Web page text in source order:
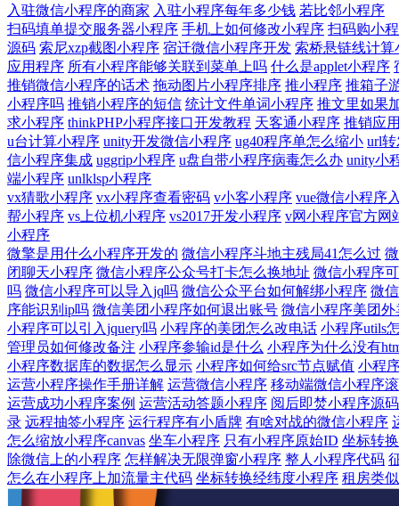
入驻微信小程序的商家 入驻小程序每年多少钱 若比邻小程序
扫码填单提交服务器小程序 手机上如何修改小程序 扫码购小
源码 索尼xzp截图小程序 宿迁微信小程序开发 索桥悬链线计算
应用程序 所有小程序能够关联到菜单上吗 什么是applet小程序
推销微信小程序的话术 拖动图片小程序排序 推小程序 推箱子
小程序吗 推销小程序的短信 统计文件单词小程序 推文里如果
求小程序 thinkPHP小程序接口开发教程 天客通小程序 推销应
u台计算小程序 unity开发微信小程序 ug40程序单怎么缩小 url
信小程序集成 uggrip小程序 u盘自带小程序病毒怎么办 unity小
端小程序 unlklsp小程序
vx猜歌小程序 vx小程序查看密码 v小客小程序 vue微信小程序
帮小程序 vs上位机小程序 vs2017开发小程序 v网小程序官方网
小程序
微擎是用什么小程序开发的 微信小程序斗地主残局41怎么过
闭聊天小程序 微信小程序公众号打卡怎么换地址 微信小程序
吗 微信小程序可以导入jq吗 微信公众平台如何解绑小程序 微
序能识别ip吗 微信美团小程序如何退出账号 微信小程序美团
小程序可以引入jquery吗 小程序的美团怎么改电话 小程序utils
管理员如何修改备注 小程序参输id是什么 小程序为什么没有
小程序数据库的数据怎么显示 小程序如何给src节点赋值 小程
运营小程序操作手册详解 运营微信小程序 移动端微信小程序
运营成功小程序案例 运营活动答题小程序 阅后即焚小程序源码
录 远程抽签小程序 运行程序有小盾牌 有啥对战的微信小程序
怎么缩放小程序canvas 坐车小程序 只有小程序原始ID 坐标转
除微信上的小程序 怎样解决无限弹窗小程序 整人小程序代码
怎么在小程序上加流量主代码 坐标转换经纬度小程序 租房类